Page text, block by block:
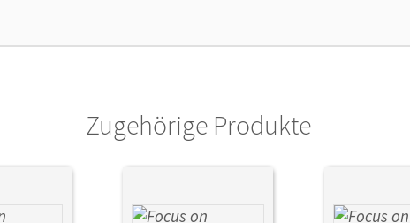
Cornelsen Verlag
Zugehörige Produkte